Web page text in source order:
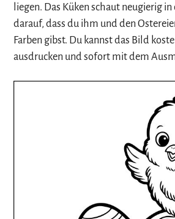
liegen. Das Küken schaut neugierig
darauf, dass du ihm und den
Farben gibst. Du kannst das Bild
ausdrucken und sofort mit dem